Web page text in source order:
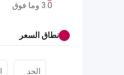
3.0 وما فوق
نطاق السعر